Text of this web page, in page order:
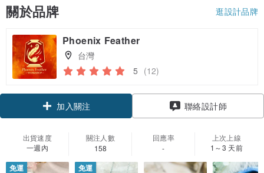
關於品牌 逛設計品牌
Phoenix Feather
台灣
5 (12)
聯絡設計師
出貨速度
一週內
關注人數
158
回應率
-
上次上線
1～3 天前
免運 免運